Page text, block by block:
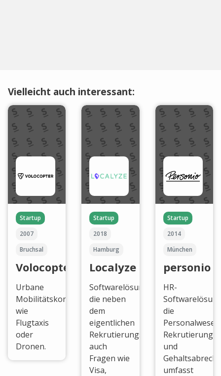
Vielleicht auch interessant:
Startup
2007
Bruchsal
Volocopter
Urbane
Mobilitätskonzepte
wie
Flugtaxis
oder
Dronen.
Startup
2018
Hamburg
Localyze
Softwarelösung,
die neben
dem
eigentlichen
Rekrutierungsprozess
auch
Fragen wie
Visa,
Startup
2014
München
personio
HR-
die
Rekrutierung
und
umfasst